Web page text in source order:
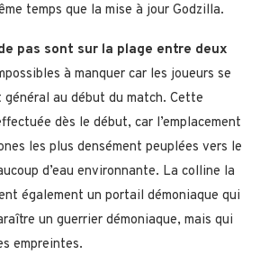
temps que la mise à jour Godzilla.
pas sont sur la plage entre deux
à manquer car les joueurs se
général au début du match. Cette
dès le début, car l’emplacement
les plus densément peuplées vers le
d’eau environnante. La colline la
également un portail démoniaque qui
un guerrier démoniaque, mais qui
empreintes.